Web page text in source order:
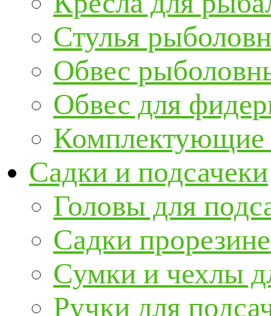
Стулья
Обвес
Обвес для
Комплектующие
Садки и подсачеки
Головы для
Садки
Сумки и чехлы
Ручки для